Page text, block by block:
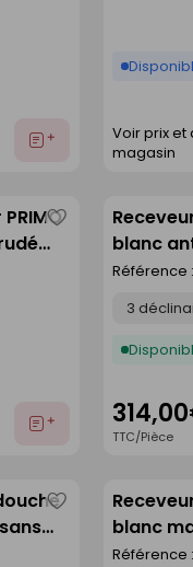
Ajouter
Voir prix et
magasin
Ajouter
Enregistrer
commeblanc
Référence :
TTC/Pièce
Enregistrer
commeblanc
90 cm
Référence :